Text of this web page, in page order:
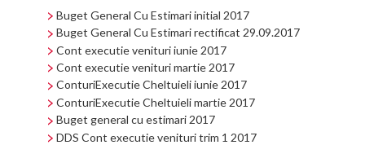
Buget General Cu Estimari initial 2017
Buget General Cu Estimari rectificat 29.09.2017
Cont executie venituri iunie 2017
Cont executie venituri martie 2017
ConturiExecutie Cheltuieli iunie 2017
ConturiExecutie Cheltuieli martie 2017
Buget general cu estimari 2017
DDS Cont executie venituri trim 1 2017